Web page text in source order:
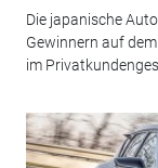
Die japanische
Gewinnern auf
im